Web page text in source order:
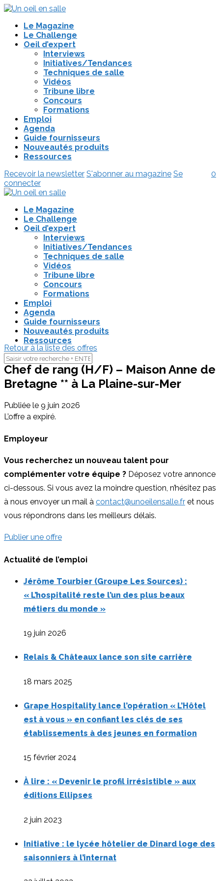
Le Magazine
Le Challenge
Oeil d’expert
Interviews
Initiatives/Tendances
Techniques de salle
Vidéos
Tribune libre
Concours
Formations
Emploi
Agenda
Guide fournisseurs
Nouveautés produits
Ressources
0
Recevoir la newsletter S'abonner au magazine Se
connecter
Le Magazine
Le Challenge
Oeil d’expert
Interviews
Initiatives/Tendances
Techniques de salle
Vidéos
Tribune libre
Concours
Formations
Emploi
Agenda
Guide fournisseurs
Nouveautés produits
Ressources
Retour à la liste des offres
Chef de rang (H/F) – Maison Anne de
Bretagne ** à La Plaine-sur-Mer
Publiée le 9 juin 2026
L’offre a expiré.
Employeur
Vous recherchez un nouveau talent pour
complémenter votre équipe ? Déposez votre annonce
ci-dessous. Si vous avez la moindre question, n’hésitez pas
à nous envoyer un mail à contact@unoeilensalle.fr et nous
vous répondrons dans les meilleurs délais.
Publier une offre
Actualité de l’emploi
Jérôme Tourbier (Groupe Les Sources) :
« L’hospitalité reste l’un des plus beaux
métiers du monde »
19 juin 2026
Relais & Châteaux lance son site carrière
18 mars 2025
Grape Hospitality lance l’opération « L’Hôtel
est à vous » en confiant les clés de ses
établissements à des jeunes en formation
15 février 2024
À lire : « Devenir le profil irrésistible » aux
éditions Ellipses
2 juin 2023
Initiative : le lycée hôtelier de Dinard loge des
saisonniers à l’internat